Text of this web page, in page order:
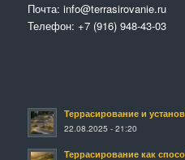
Почта: info@terrasirovanie.ru
Телефон: +7 (916) 948-43-03
Террасирование и
22.08.2025 - 21:20
Террасирование как